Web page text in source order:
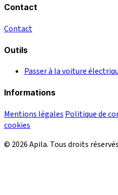
Contact
Contact
Outils
Passer à la voiture
Informations
Mentions légales Politique de
cookies
© 2026 Apila. Tous droits